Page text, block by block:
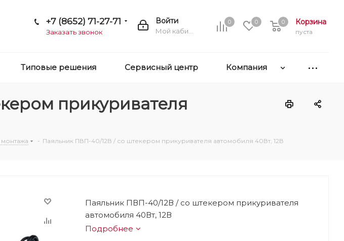
0 0 Корзина
пуста
0
Войти
+7 (8652) 71-27-71
Заказать звонок
Типовые решения Сервисный центр Компания
прикуривателя
- Паяльник ПВП-40/12В / со штекером прикуривателя автомобиля 40Вт, 12В
Паяльник ПВП-40/12В / со штекером прикуривателя
автомобиля 40Вт, 12В
Подробнее